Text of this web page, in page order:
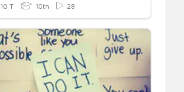
10 T 10th 28